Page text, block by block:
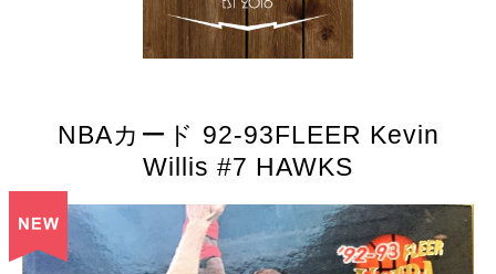
NBAカード 92-93FLEER Kevin
Willis #7 HAWKS